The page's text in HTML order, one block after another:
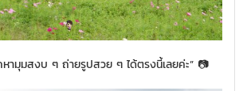
ามุมสงบ ๆ ถ่ายรูปสวย ๆ ได้ตรงนี้เลยค่ะ” 📷